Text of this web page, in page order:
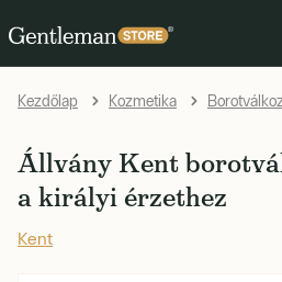
Kezdőlap Kozmetika
Állvány Kent
a királyi érzethez
Kent